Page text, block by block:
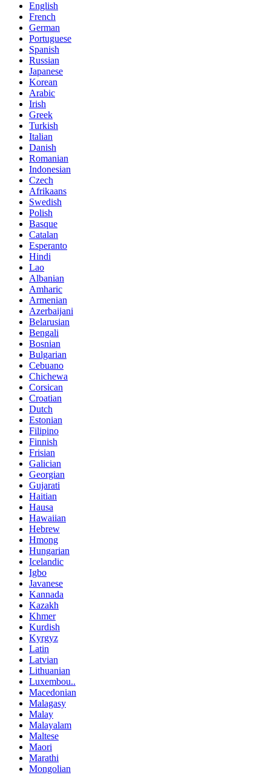
English
French
German
Portuguese
Spanish
Russian
Japanese
Korean
Arabic
Irish
Greek
Turkish
Italian
Danish
Romanian
Indonesian
Czech
Afrikaans
Swedish
Polish
Basque
Catalan
Esperanto
Hindi
Lao
Albanian
Amharic
Armenian
Azerbaijani
Belarusian
Bengali
Bosnian
Bulgarian
Cebuano
Chichewa
Corsican
Croatian
Dutch
Estonian
Filipino
Finnish
Frisian
Galician
Georgian
Gujarati
Haitian
Hausa
Hawaiian
Hebrew
Hmong
Hungarian
Icelandic
Igbo
Javanese
Kannada
Kazakh
Khmer
Kurdish
Kyrgyz
Latin
Latvian
Lithuanian
Luxembou..
Macedonian
Malagasy
Malay
Malayalam
Maltese
Maori
Marathi
Mongolian